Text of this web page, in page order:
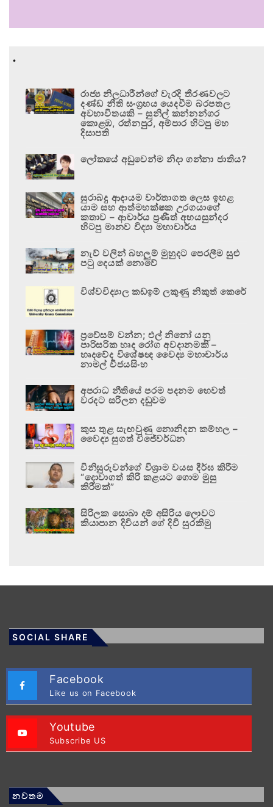
.
රාජ්‍ය නිලධාරීන්ගේ වැරදි තීරණවලට
දණ්ඩ නීති සංග්‍රහය යෙදවීම බරපතල
අවභාවිතයකි – සුනිල් කන්නන්ගර
කොළඹ, රත්නපුර, අම්පාර හිටපු මහ
දිසාපති
ලෝකයේ අඩුවෙන්ම නිදා ගන්නා ජාතිය?
සුරාබදු ආදායම වාර්තාගත ලෙස ඉහළ
යාම සහ ආත්මභක්ෂක උරගයාගේ
කතාව – ආචාර්ය ප්‍රණීත් අභයසුන්දර
හිටපු මානව විද්‍යා මහාචාර්ය
නැව් වලින් බහලුම් මුහුදට පෙරලීම සුළු
පටු දෙයක් නොවේ
විශ්වවිද්‍යාල කඩඉම් ලකුණු නිකුත් කෙරේ
ප්‍රවේසම් වන්න; එල් නිනෝ යනු
පාරිසරික හෘද රෝග අවදානමකි –
හෘදවේද විශේෂඥ වෛද්‍ය මහාචාර්ය
නාමල් විජයසිංහ
අපරාධ නීතියේ පරම පදනම හෙවත්
වරදට සරිලන දඬුවම
කුස තුළ සැඟවුණු නොනිදන කම්හල –
වෛද්‍ය සුගත් විජේවර්ධන
විනිසුරුවන්ගේ විශ්‍රාම වයස දීර්ඝ කිරීම
“දොවාගත් කිරි කළයට ගොම මුසු
කිරීමක්”
සිරිලක සොබා දම් අසිරිය ලොවට
කියාපාන දිවියන් ගේ දිවි සුරකිමු
SOCIAL SHARE
Facebook
Like us on Facebook
Youtube
Subscribe US
නවතම